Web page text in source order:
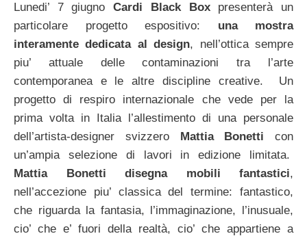
Lunedi’ 7 giugnoCardi Black Boxpresenterà un
particolare progetto espositivo: una mostra
interamente dedicata al design, nell’ottica sempre
piu’ attuale delle contaminazioni tra l’arte
contemporanea e le altre discipline creative. Un
progetto di respiro internazionale che vede per la
prima volta in Italia l’allestimento di una personale
dell’artista-designer svizzero
Mattia Bonetti con
un’ampia selezione di lavori in edizione limitata.
Mattia Bonetti disegna mobili fantastici,
nell’accezione piu’ classica del termine: fantastico,
che riguarda la fantasia, l’immaginazione, l’inusuale,
cio’ che e’ fuori della realtà, cio’ che appartiene a